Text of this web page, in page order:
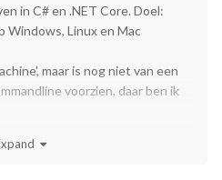
in C# en .NET Core. Doel:
Windows, Linux en Mac
maar is nog niet van een
voorzien, daar ben ik
te lenen zodat ik ook de